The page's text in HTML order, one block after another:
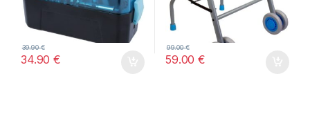
34.90€
39.90€
59.00€
99.00€